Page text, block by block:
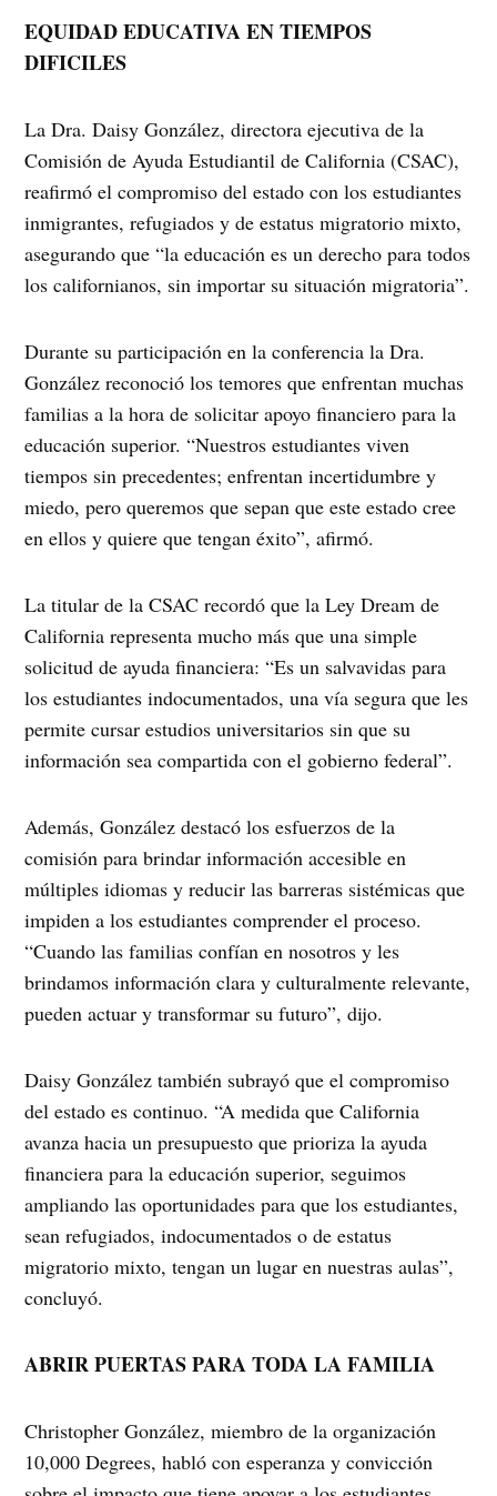
EQUIDAD EDUCATIVA EN TIEMPOS
DIFICILES
La Dra. Daisy González, directora ejecutiva de la
Comisión de Ayuda Estudiantil de California (CSAC),
reafirmó el compromiso del estado con los estudiantes
inmigrantes, refugiados y de estatus migratorio mixto,
asegurando que “la educación es un derecho para todos
los californianos, sin importar su situación migratoria”.
Durante su participación en la conferencia la Dra.
González reconoció los temores que enfrentan muchas
familias a la hora de solicitar apoyo financiero para la
educación superior. “Nuestros estudiantes viven
tiempos sin precedentes; enfrentan incertidumbre y
miedo, pero queremos que sepan que este estado cree
en ellos y quiere que tengan éxito”, afirmó.
La titular de la CSAC recordó que la Ley Dream de
California representa mucho más que una simple
solicitud de ayuda financiera: “Es un salvavidas para
los estudiantes indocumentados, una vía segura que les
permite cursar estudios universitarios sin que su
información sea compartida con el gobierno federal”.
Además, González destacó los esfuerzos de la
comisión para brindar información accesible en
múltiples idiomas y reducir las barreras sistémicas que
impiden a los estudiantes comprender el proceso.
“Cuando las familias confían en nosotros y les
brindamos información clara y culturalmente relevante,
pueden actuar y transformar su futuro”, dijo.
Daisy González también subrayó que el compromiso
del estado es continuo. “A medida que California
avanza hacia un presupuesto que prioriza la ayuda
financiera para la educación superior, seguimos
ampliando las oportunidades para que los estudiantes,
sean refugiados, indocumentados o de estatus
migratorio mixto, tengan un lugar en nuestras aulas”,
concluyó.
ABRIR PUERTAS PARA TODA LA FAMILIA
Christopher González, miembro de la organización
10,000 Degrees, habló con esperanza y convicción